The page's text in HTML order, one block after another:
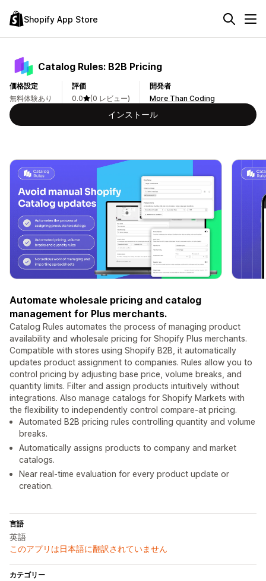
Shopify App Store
Catalog Rules: B2B Pricing
価格設定
無料体験あり
評価
0.0
(0 レビュー)
開発者
More Than Coding
インストール
Automate wholesale pricing and catalog
management for Plus merchants.
Catalog Rules automates the process of managing product
availability and wholesale pricing for Shopify Plus merchants.
Compatible with stores using Shopify B2B, it automatically
updates product assignment to companies. Rules allow you to
control pricing by adjusting base price, volume breaks, and
quantity limits. Filter and assign products intuitively without
integrations. Also manage catalogs for Shopify Markets with
the flexibility to independently control compare-at pricing.
Automated B2B pricing rules controlling quantity and volume
breaks.
Automatically assigns products to company and market
catalogs.
Near real-time evaluation for every product update or
creation.
言語
英語
このアプリは日本語に翻訳されていません
カテゴリー